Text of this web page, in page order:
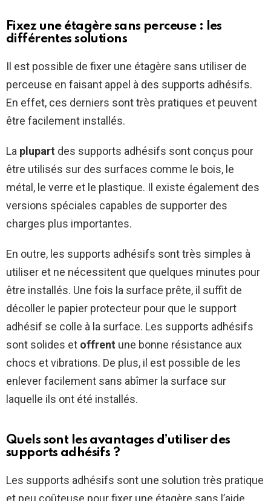
Fixez une étagère sans perceuse : les
différentes solutions
Il est possible de fixer une étagère sans utiliser de
perceuse en faisant appel à des supports adhésifs.
En effet, ces derniers sont très pratiques et peuvent
être facilement installés.
La plupart des supports adhésifs sont conçus pour
être utilisés sur des surfaces comme le bois, le
métal, le verre et le plastique. Il existe également des
versions spéciales capables de supporter des
charges plus importantes.
En outre, les supports adhésifs sont très simples à
utiliser et ne nécessitent que quelques minutes pour
être installés. Une fois la surface prête, il suffit de
décoller le papier protecteur pour que le support
adhésif se colle à la surface. Les supports adhésifs
sont solides et offrent une bonne résistance aux
chocs et vibrations. De plus, il est possible de les
enlever facilement sans abîmer la surface sur
laquelle ils ont été installés.
Quels sont les avantages d’utiliser des
supports adhésifs ?
Les supports adhésifs sont une solution très pratique
et peu coûteuse pour fixer une étagère sans l’aide